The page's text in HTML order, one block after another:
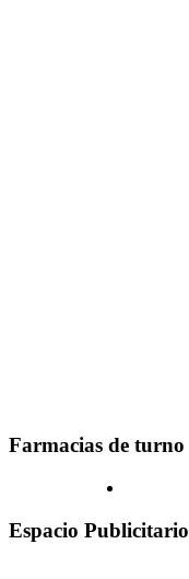
Farmacias de turno
Espacio Publicitario